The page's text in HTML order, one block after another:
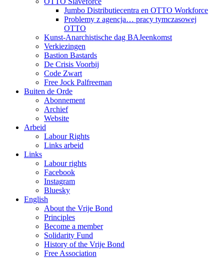
Jumbo Distributiecentra en OTTO Workforce
Problemy z agencja… pracy tymczasowej
OTTO
Kunst-Anarchistische dag BAJeenkomst
Verkiezingen
Bastion Bastards
De Crisis Voorbij
Code Zwart
Free Jock Palfreeman
Buiten de Orde
Abonnement
Archief
Website
Arbeid
Labour Rights
Links arbeid
Links
Labour rights
Facebook
Instagram
Bluesky
English
About the Vrije Bond
Principles
Become a member
Solidarity Fund
History of the Vrije Bond
Free Association